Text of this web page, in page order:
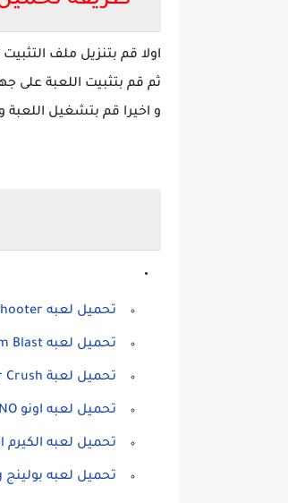
اولا قم بتنزيل ملف التثبيت APK من روابط التنزيل المباشرة اسفل الموضوع.
ثم قم بتثبيت اللعبة على
و اخيرا قم بتشغيل
تحميل لعبه FRAG Pro Shooter مهكرة للاندرويد
تحميل لعبه Angry Birds Dream Blast مهكرة للاندرويد
تحميل لعبة Tower Crush مهكرة للاندرويد
تحميل لعبه اونو UNO مهكره للاندرويد جديده
تحميل لعبه الكيرم Carrom Disc Pool مهكره للاندرويد
تحميل لعبه بولينج Bowling King مهكره